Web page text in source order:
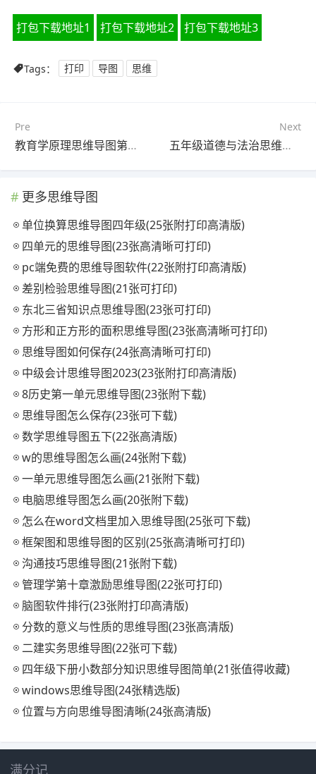
打包下载地址1 打包下载地址2 打包下载地址3
Tags： 打印 导图 思维
Pre
教育学原理思维导图第一章(20张可打印)
Next
五年级道德与法治思维导图(23张高清晰可打印)
更多思维导图
单位换算思维导图四年级(25张附打印高清版)
四单元的思维导图(23张高清晰可打印)
pc端免费的思维导图软件(22张附打印高清版)
差别检验思维导图(21张可打印)
东北三省知识点思维导图(23张可打印)
方形和正方形的面积思维导图(23张高清晰可打印)
思维导图如何保存(24张高清晰可打印)
中级会计思维导图2023(23张附打印高清版)
8历史第一单元思维导图(23张附下载)
思维导图怎么保存(23张可下载)
数学思维导图五下(22张高清版)
w的思维导图怎么画(24张附下载)
一单元思维导图怎么画(21张附下载)
电脑思维导图怎么画(20张附下载)
怎么在word文档里加入思维导图(25张可下载)
框架图和思维导图的区别(25张高清晰可打印)
沟通技巧思维导图(21张附下载)
管理学第十章激励思维导图(22张可打印)
脑图软件排行(23张附打印高清版)
分数的意义与性质的思维导图(23张高清版)
二建实务思维导图(22张可下载)
四年级下册小数部分知识思维导图简单(21张值得收藏)
windows思维导图(24张精选版)
位置与方向思维导图清晰(24张高清版)
满分记